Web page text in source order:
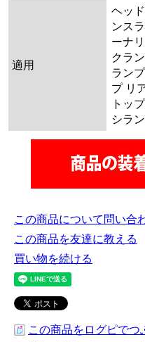
適用
ヘッ
ンス
ーナ
クラ
ラン
プ リ
トッ
シラ
この商品について問い合
この商品を友達に教える
買い物を続ける
この商品をログピでつ